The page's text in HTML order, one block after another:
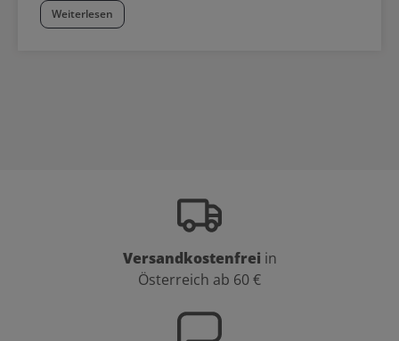
Weiterlesen
Versandkostenfrei in
Österreich ab 60 €